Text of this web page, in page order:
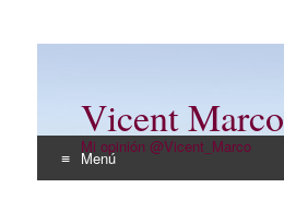
Vicent Marco
Mi opinión @Vicent_Marco
Menú